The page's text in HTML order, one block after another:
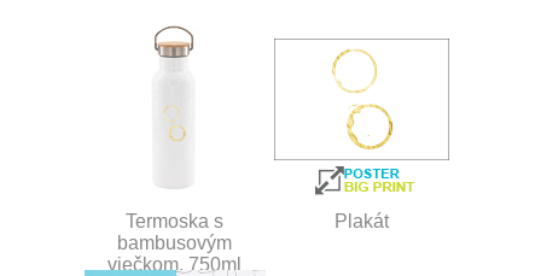
Termoska s
bambusovým
viečkom, 750ml
Plakát